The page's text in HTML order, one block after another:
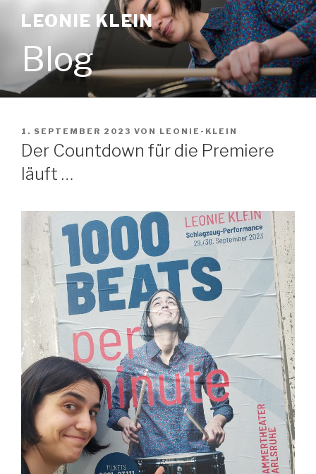
InhaltLEONIE KLEIN
Blog
VERÖFFENTLICHT
AM
1. SEPTEMBER 2023 VON LEONIE-KLEIN
Der Countdown für die Premiere
läuft …